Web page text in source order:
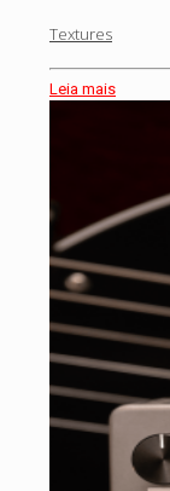
Textures
Leia mais